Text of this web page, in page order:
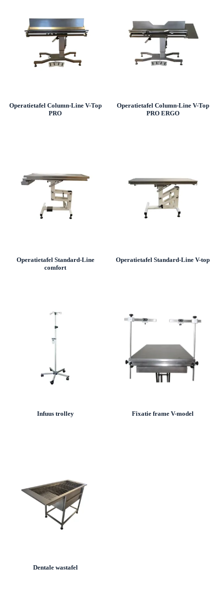
Operatietafel Column-Line V-Top
PRO
Operatietafel Column-Line V-Top
PRO ERGO
Operatietafel Standard-Line
comfort
Operatietafel Standard-Line V-top
Infuus trolley Fixatie frame V-model
Dentale wastafel